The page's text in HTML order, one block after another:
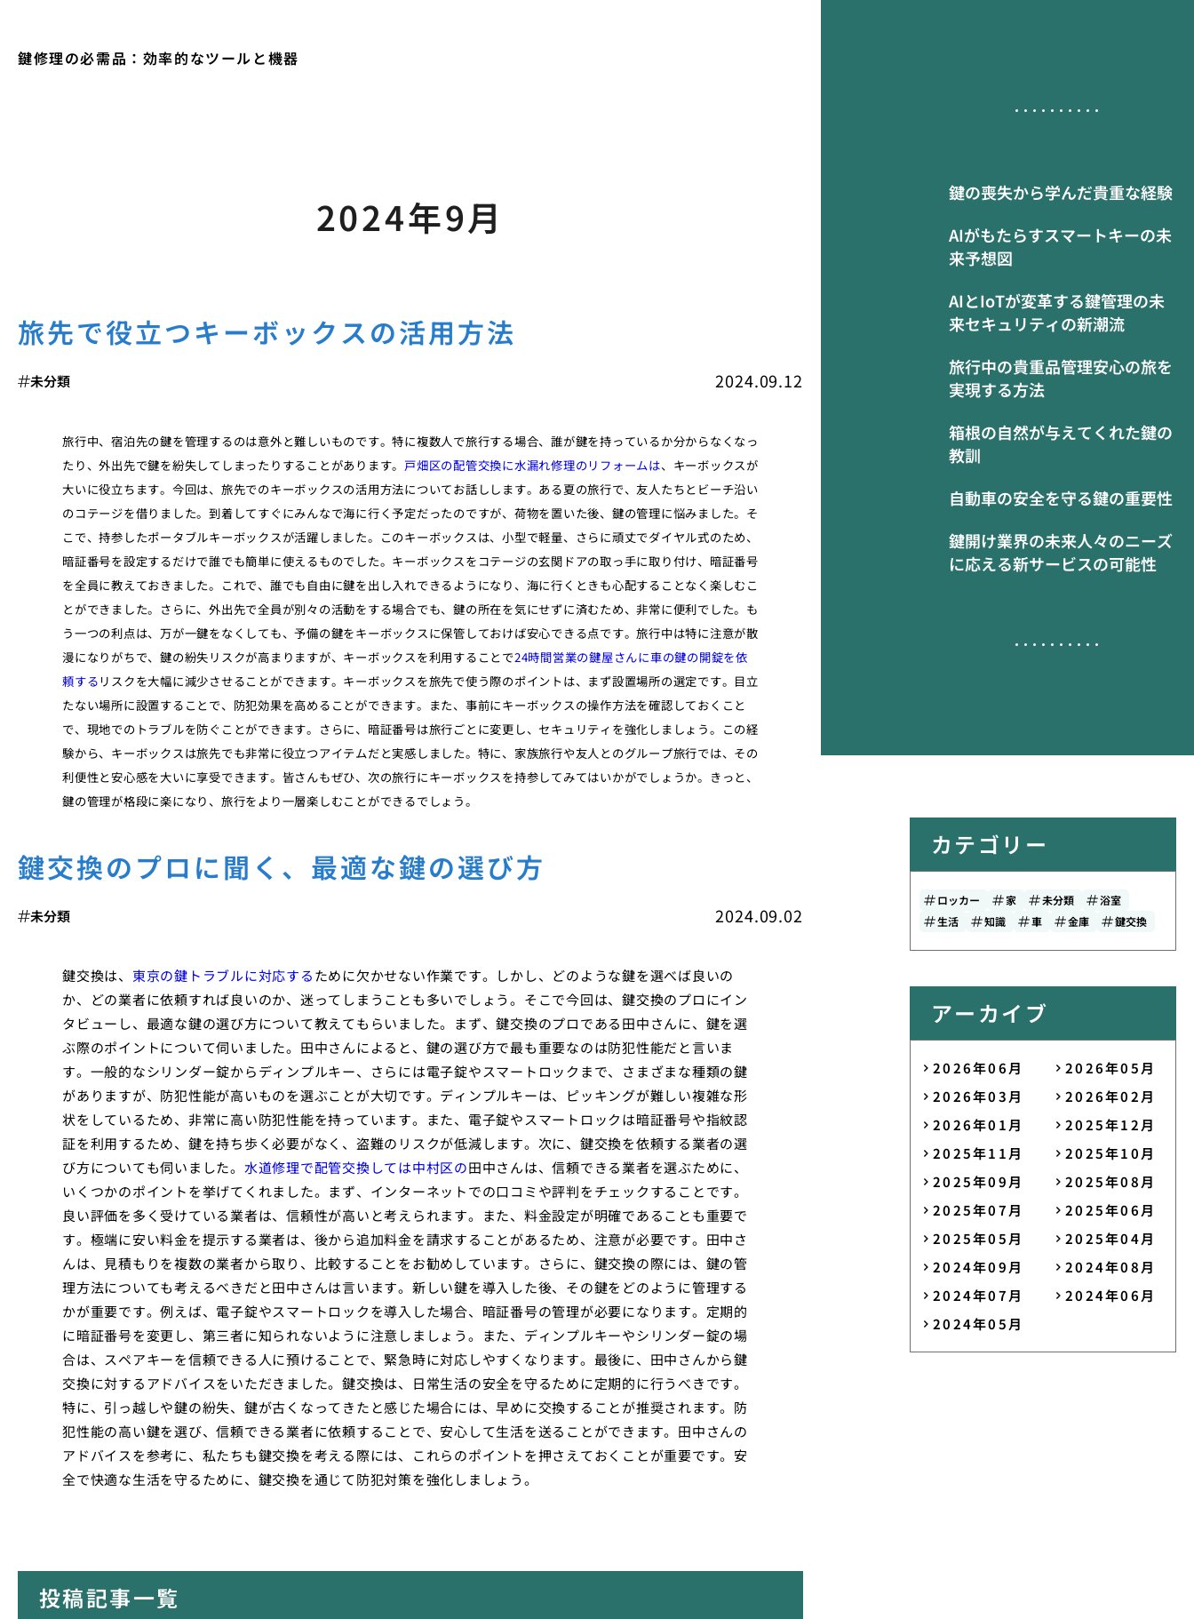
鍵修理の必需品：効率的なツールと機器
鍵の喪失から学んだ貴重な経験
AIがもたらすスマートキーの未
来予想図
AIとIoTが変革する鍵管理の未
来セキュリティの新潮流
旅行中の貴重品管理安心の旅を
実現する方法
箱根の自然が与えてくれた鍵の
教訓
自動車の安全を守る鍵の重要性
鍵開け業界の未来人々のニーズ
に応える新サービスの可能性
2024年9月
旅先で役立つキーボックスの活用方法
2024.09.12
未分類
旅行中、宿泊先の鍵を管理するのは意外と難しいものです。特に複数人で旅行する場合、誰が鍵を持っているか分からなくなっ
たり、外出先で鍵を紛失してしまったりすることがあります。 戸畑区の配管交換に水漏れ修理のリフォームは、キーボックスが
大いに役立ちます。今回は、旅先でのキーボックスの活用方法についてお話しします。ある夏の旅行で、友人たちとビーチ沿い
のコテージを借りました。到着してすぐにみんなで海に行く予定だったのですが、荷物を置いた後、鍵の管理に悩みました。そ
こで、持参したポータブルキーボックスが活躍しました。このキーボックスは、小型で軽量、さらに頑丈でダイヤル式のため、
暗証番号を設定するだけで誰でも簡単に使えるものでした。キーボックスをコテージの玄関ドアの取っ手に取り付け、暗証番号
を全員に教えておきました。これで、誰でも自由に鍵を出し入れできるようになり、海に行くときも心配することなく楽しむこ
とができました。さらに、外出先で全員が別々の活動をする場合でも、鍵の所在を気にせずに済むため、非常に便利でした。も
う一つの利点は、万が一鍵をなくしても、予備の鍵をキーボックスに保管しておけば安心できる点です。旅行中は特に注意が散
漫になりがちで、鍵の紛失リスクが高まりますが、キーボックスを利用することで24時間営業の鍵屋さんに車の鍵の開錠を依
頼する リスクを大幅に減少させることができます。キーボックスを旅先で使う際のポイントは、まず設置場所の選定です。目立
たない場所に設置することで、防犯効果を高めることができます。また、事前にキーボックスの操作方法を確認しておくこと
で、現地でのトラブルを防ぐことができます。さらに、暗証番号は旅行ごとに変更し、セキュリティを強化しましょう。この経
験から、キーボックスは旅先でも非常に役立つアイテムだと実感しました。特に、家族旅行や友人とのグループ旅行では、その
利便性と安心感を大いに享受できます。皆さんもぜひ、次の旅行にキーボックスを持参してみてはいかがでしょうか。きっと、
鍵の管理が格段に楽になり、旅行をより一層楽しむことができるでしょう。
鍵交換のプロに聞く、最適な鍵の選び方
2024.09.02
未分類
鍵交換は、 東京の鍵トラブルに対応するために欠かせない作業です。しかし、どのような鍵を選べば良いの
か、どの業者に依頼すれば良いのか、迷ってしまうことも多いでしょう。そこで今回は、鍵交換のプロにイン
タビューし、最適な鍵の選び方について教えてもらいました。まず、鍵交換のプロである田中さんに、鍵を選
ぶ際のポイントについて伺いました。田中さんによると、鍵の選び方で最も重要なのは防犯性能だと言いま
す。一般的なシリンダー錠からディンプルキー、さらには電子錠やスマートロックまで、さまざまな種類の鍵
がありますが、防犯性能が高いものを選ぶことが大切です。ディンプルキーは、ピッキングが難しい複雑な形
状をしているため、非常に高い防犯性能を持っています。また、電子錠やスマートロックは暗証番号や指紋認
証を利用するため、鍵を持ち歩く必要がなく、盗難のリスクが低減します。次に、鍵交換を依頼する業者の選
び方についても伺いました。 水道修理で配管交換しては中村区の田中さんは、信頼できる業者を選ぶために、
いくつかのポイントを挙げてくれました。まず、インターネットでの口コミや評判をチェックすることです。
良い評価を多く受けている業者は、信頼性が高いと考えられます。また、料金設定が明確であることも重要で
す。極端に安い料金を提示する業者は、後から追加料金を請求することがあるため、注意が必要です。田中さ
んは、見積もりを複数の業者から取り、比較することをお勧めしています。さらに、鍵交換の際には、鍵の管
理方法についても考えるべきだと田中さんは言います。新しい鍵を導入した後、その鍵をどのように管理する
かが重要です。例えば、電子錠やスマートロックを導入した場合、暗証番号の管理が必要になります。定期的
に暗証番号を変更し、第三者に知られないように注意しましょう。また、ディンプルキーやシリンダー錠の場
合は、スペアキーを信頼できる人に預けることで、緊急時に対応しやすくなります。最後に、田中さんから鍵
交換に対するアドバイスをいただきました。鍵交換は、日常生活の安全を守るために定期的に行うべきです。
特に、引っ越しや鍵の紛失、鍵が古くなってきたと感じた場合には、早めに交換することが推奨されます。防
犯性能の高い鍵を選び、信頼できる業者に依頼することで、安心して生活を送ることができます。田中さんの
アドバイスを参考に、私たちも鍵交換を考える際には、これらのポイントを押さえておくことが重要です。安
全で快適な生活を守るために、鍵交換を通じて防犯対策を強化しましょう。
投稿記事一覧
カテゴリー
ロッカー 家 未分類
浴室
生活
知識 車 金庫 鍵交換
アーカイブ
2026年06月
2026年05月
2026年03月
2026年02月
2026年01月
2025年12月
2025年11月
2025年10月
2025年09月
2025年08月
2025年07月
2025年06月
2025年05月
2025年04月
2024年09月
2024年08月
2024年07月
2024年06月
2024年05月